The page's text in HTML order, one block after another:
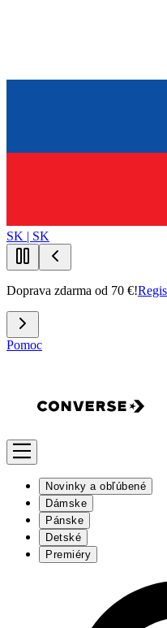
SK | SK
Doprava zdarma od 70 €!
Pomoc
Novinky a obľúbené
Dámske
Pánske
Detské
Premiéry